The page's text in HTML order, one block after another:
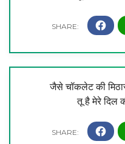
जैसे चॉकलेट की
तू है मेरे दिल